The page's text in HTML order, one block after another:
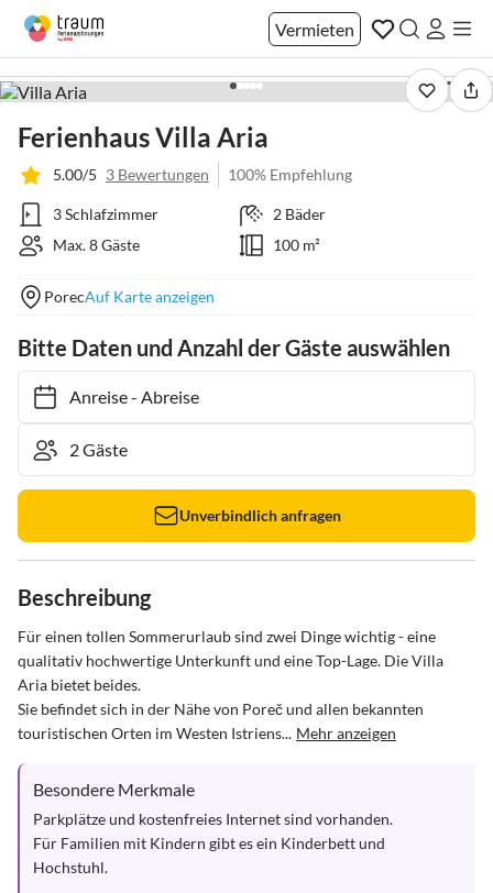
Vermieten
1 / 28
Ferienhaus Villa Aria
5.00/5 3 Bewertungen 100% Empfehlung
3 Schlafzimmer
2 Bäder
Max. 8 Gäste
100 m²
PorecAuf Karte anzeigen
Bitte Daten und Anzahl der Gäste auswählen
Anreise- Abreise
Unverbindlich anfragen
Beschreibung
Für einen tollen Sommerurlaub sind zwei Dinge wichtig - eine
qualitativ hochwertige Unterkunft und eine Top-Lage. Die Villa
Aria bietet beides.
Sie befindet sich in der Nähe von Poreč und allen bekannten
touristischen Orten im Westen Istriens... Mehr anzeigen
Besondere Merkmale
Parkplätze und kostenfreies Internet sind vorhanden.
Für Familien mit Kindern gibt es ein Kinderbett und
Hochstuhl.